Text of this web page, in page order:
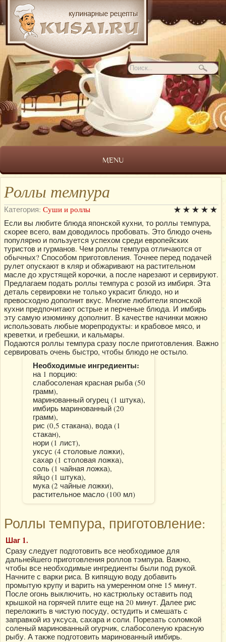
MENU
Роллы темпура
Категория: Суши и роллы
Если вы любите блюда японской кухни, то роллы темпура,
скорее всего, вам доводилось пробовать. Это блюдо очень
популярно и пользуется успехом среди европейских
туристов и гурманов. Чем роллы темпура отличаются от
обычных? Способом приготовления. Точнее перед подачей
рулет опускают в кляр и обжаривают на растительном
масле до хрустящей корочки, а после нарезают и сервируют.
Предлагаем подать роллы темпура с розой из имбиря. Эта
деталь сервировки не только украсит блюдо, но и
превосходно дополнит вкус. Многие любители японской
кухни предпочитают острые и перченые блюда. И имбирь
эту самую изюминку дополнит. В качестве начинки можно
использовать любые морепродукты: и крабовое мясо, и
креветки, и гребешки, и кальмары.
Подаются роллы темпура сразу после приготовления. Важно
сервировать очень быстро, чтобы блюдо не остыло.
Необходимые ингредиенты:
на 1 порцию:
слабосоленая красная рыба (50
грамм),
маринованный огурец (1 штука),
имбирь маринованный (20
грамм),
рис (0,5 стакана), вода (1
стакан),
нори (1 лист),
уксус (4 столовые ложки),
сахар (1 столовая ложка),
соль (1 чайная ложка),
яйцо (1 штука),
мука (2 чайные ложки),
растительное масло (100 мл)
Роллы темпура, приготовление:
Шаг 1.
Сразу следует подготовить все необходимое для
дальнейшего приготовления роллов тэмпура. Важно,
чтобы все необходимые ингредиенты были под рукой.
Начните с варки риса. В кипящую воду добавить
промытую крупу и варить на умеренном огне 15 минут.
После огонь выключить, но кастрюльку оставить под
крышкой на горячей плите еще на 20 минут. Далее рис
переложить в чистую посуду, остудить и смешать с
заправкой из уксуса, сахара и соли. Порезать соломкой
соленый маринованный огурчик, слабосоленую красную
рыбу. А также подготовить маринованный имбирь.